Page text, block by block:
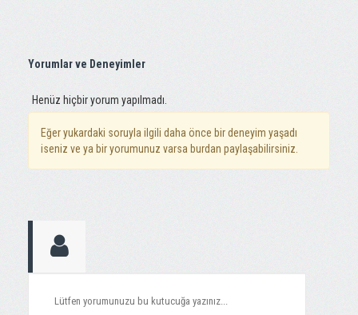
Yorumlar ve Deneyimler
Henüz hiçbir yorum yapılmadı.
Eğer yukardaki soruyla ilgili daha önce bir deneyim yaşadı
iseniz ve ya bir yorumunuz varsa burdan paylaşabilirsiniz.